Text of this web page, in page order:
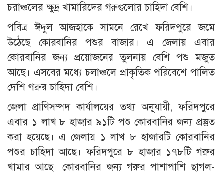
চরাঞ্চলের ক্ষুদ্র খামারিদের গরুগুলোর চাহিদা বেশি।
পবিত্র ঈদুল আজহাকে সামনে রেখে ফরিদপুরে জমে
উঠেছে কোরবানির পশুর বাজার। এ জেলায় এবার
কোরবানির জন্য প্রয়োজনের তুলনায় বেশি পশু মজুত
আছে। এসবের মধ্যে চলাঞ্চলে প্রাকৃতিক পরিবেশে পালিত
দেশি গরুর চাহিদা বেশি।
জেলা প্রাণিসম্পদ কার্যালয়ের তথ্য অনুযায়ী, ফরিদপুরে
এবার ১ লাখ ৮ হাজার ৯১টি পশু কোরবানির জন্য প্রস্তুত
করা হয়েছে। এ জেলায় ১ লাখ ৮ হাজারটি কোরবানির
পশুর চাহিদা আছে। ফরিদপুরে ৮ হাজার ১৭৮টি গরুর
খামার আছে। কোরবানির জন্য গরুর পাশাপাশি ছাগল-